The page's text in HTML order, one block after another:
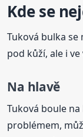
Kde se
Tuková bulka
pod kůží, ale i
Na hlavě
Tuková boule
problémem,